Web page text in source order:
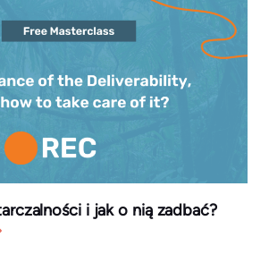
i jak o nią zadbać?